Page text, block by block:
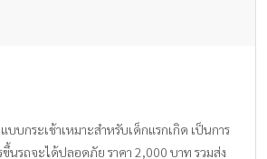
บบกระเช้าเหมาะสำหรับเด็กแรกเกิด เป็นการ
นรถจะได้ปลอดภัย ราคา 2,000 บาท รวมส่ง